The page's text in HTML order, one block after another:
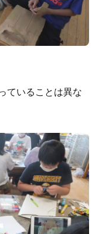
ていることは異な